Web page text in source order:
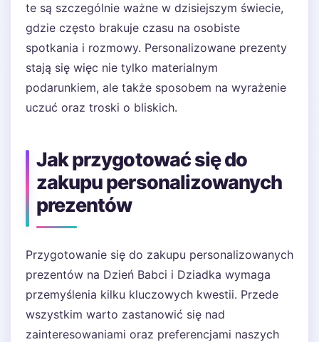
te są szczególnie ważne w dzisiejszym świecie,
gdzie często brakuje czasu na osobiste
spotkania i rozmowy. Personalizowane prezenty
stają się więc nie tylko materialnym
podarunkiem, ale także sposobem na wyrażenie
uczuć oraz troski o bliskich.
Jak przygotować się do
zakupu personalizowanych
prezentów
Przygotowanie się do zakupu personalizowanych
prezentów na Dzień Babci i Dziadka wymaga
przemyślenia kilku kluczowych kwestii. Przede
wszystkim warto zastanowić się nad
zainteresowaniami oraz preferencjami naszych